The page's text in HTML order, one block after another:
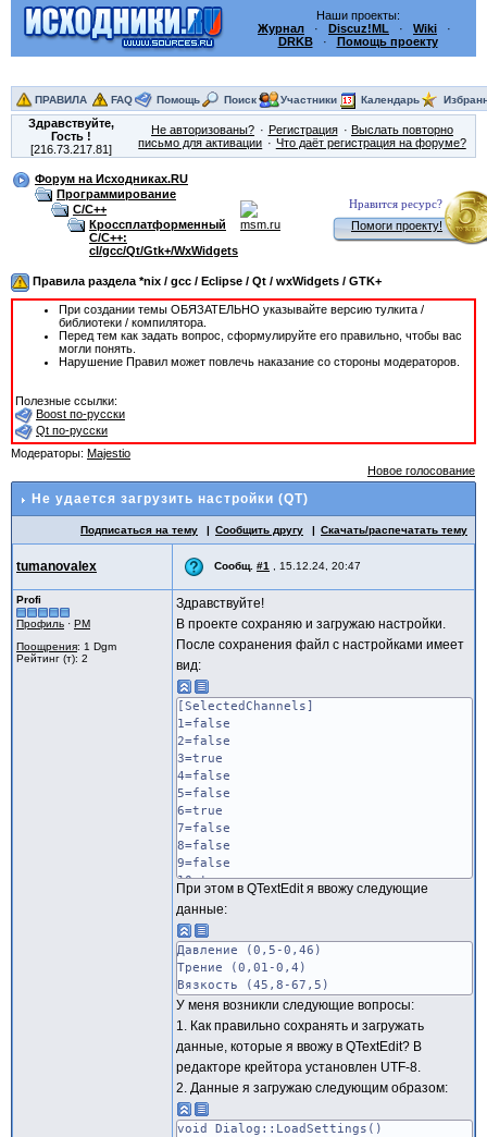
Наши проекты:
Журнал · Discuz!ML · Wiki ·
DRKB· Помощь проекту
ПРАВИЛА FAQ Помощь Поиск Участники Календарь
Здравствуйте,
Гость!
[216.73.217.81]
Не авторизованы? Регистрация
Выслать повторно
письмо для активации
Что даёт регистрация на форуме?
Форум на Исходниках.RU
Программирование
C/C++
Кроссплатформенный
C/C++:
cl/gcc/Qt/Gtk+/WxWidgets
Нравится ресурс?
Помоги проекту!
Правила раздела *nix / gcc / Eclipse / Qt / wxWidgets / GTK+
При создании темы ОБЯЗАТЕЛЬНО указывайте версию тулкита /
библиотеки / компилятора.
Перед тем как задать вопрос, сформулируйте его правильно, чтобы вас
могли понять.
Нарушение Правил может повлечь наказание со стороны модераторов.
Полезные ссылки:
Boost по-русски
Qt по-русски
Модераторы: Majestio
Новое голосование
Не удается загрузить настройки (QT)
Подписаться на тему Сообщить другу Скачать/распечатать тему
tumanovalex Сообщ. #1 15.12.24, 20:47
Profi
Профиль · PM
Поощрения: 1 Dgm
Рейтинг (т): 2
Здравствуйте!
В проекте сохраняю и загружаю настройки.
После сохранения файл с настройками имеет
вид:
[SelectedChannels]
1=false
2=false
3=true
4=false
5=false
6=true
7=false
8=false
9=false
10=true
11=false
12=false
13=true
14=false
15=false
16=true
[DataAcquisitionAndRecordingOptions]
AdcChannelsPollingPeriod=0.01
GraphUpdatePeriod=100
WriteDataPeriod=300
FileNameForSaveResult=resultdata.dat
При этом в QTextEdit я ввожу следующие
данные:
Давление (0,5-0,46)
Трение (0,01-0,4)
Вязкость (45,8-67,5)
У меня возникли следующие вопросы:
1. Как правильно сохранять и загружать
данные, которые я ввожу в QTextEdit? В
редакторе крейтора установлен UTF-8.
2. Данные я загружаю следующим образом:
void Dialog::LoadSettings()